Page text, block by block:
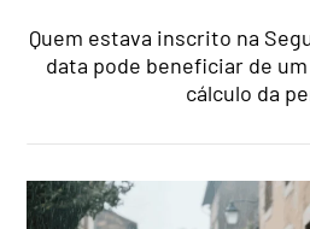
Quem estava inscrito na
data pode beneficiar de
cálculo da